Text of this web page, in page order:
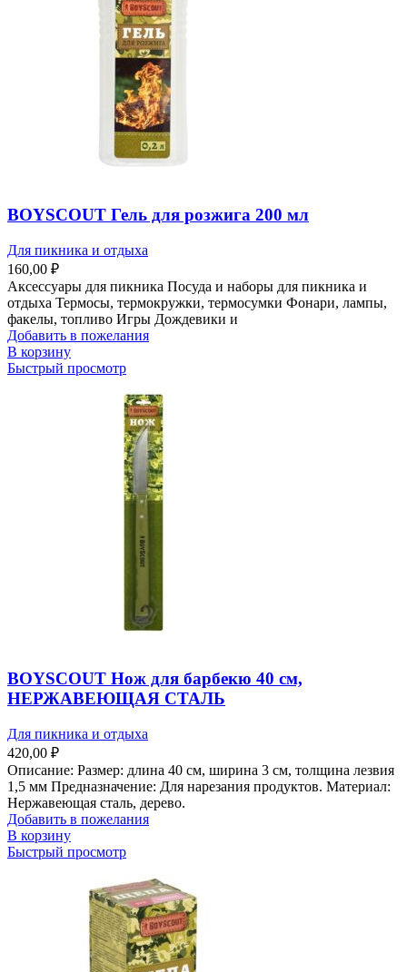
BOYSCOUT Гель для розжига 200 мл
Для пикника и отдыха
160,00 ₽
Аксессуары для пикника Посуда и наборы для пикника и
отдыха Термосы, термокружки, термосумки Фонари, лампы,
факелы, топливо Игры Дождевики и
Добавить в пожелания
В корзину
Быстрый просмотр
BOYSCOUT Нож для барбекю 40 см,
НЕРЖАВЕЮЩАЯ СТАЛЬ
Для пикника и отдыха
420,00 ₽
Описание: Размер: длина 40 см, ширина 3 см, толщина лезвия
1,5 мм Предназначение: Для нарезания продуктов. Материал:
Нержавеющая сталь, дерево.
Добавить в пожелания
В корзину
Быстрый просмотр